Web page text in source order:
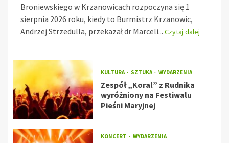
Broniewskiego w Krzanowicach rozpoczyna się 1
sierpnia 2026 roku, kiedy to Burmistrz Krzanowic,
Andrzej Strzedulla, przekazał dr Marceli... Czytaj dalej
KULTURA SZTUKA WYDARZENIA
Zespół „Koral” z Rudnika
wyróżniony na Festiwalu
Pieśni Maryjnej
KONCERT WYDARZENIA